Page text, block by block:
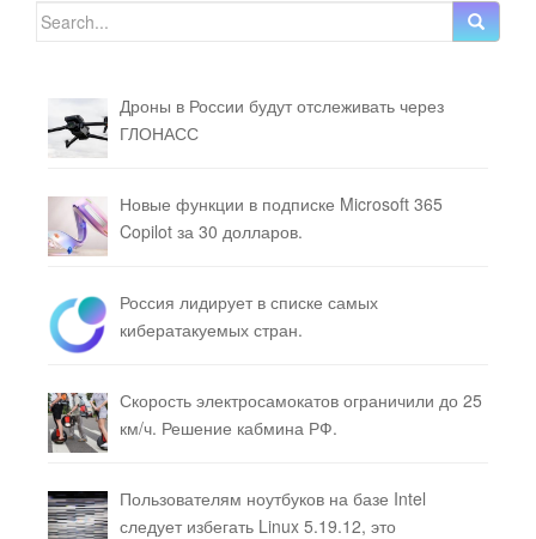
Search for:
Дроны в России будут отслеживать через
ГЛОНАСС
Новые функции в подписке Microsoft 365
Copilot за 30 долларов.
Россия лидирует в списке самых
кибератакуемых стран.
Скорость электросамокатов ограничили до 25
км/ч. Решение кабмина РФ.
Пользователям ноутбуков на базе Intel
следует избегать Linux 5.19.12, это